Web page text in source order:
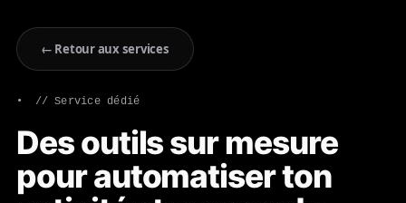
← Retour aux services
// Service dédié
Des outils sur mesure
pour automatiser ton